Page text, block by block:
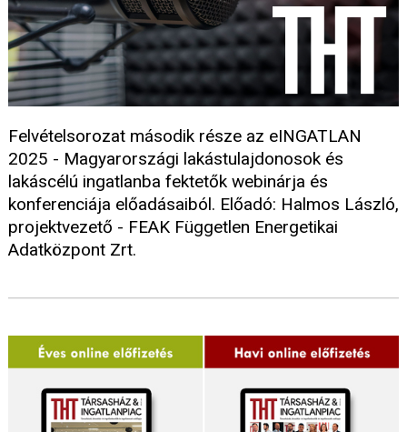
Felvételsorozat második része az eINGATLAN
2025 - Magyarországi lakástulajdonosok és
lakáscélú ingatlanba fektetők webinárja és
konferenciája előadásaiból. Előadó: Halmos László,
projektvezető - FEAK Független Energetikai
Adatközpont Zrt.